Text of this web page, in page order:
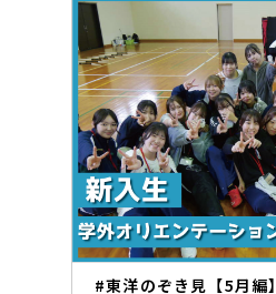
#東洋のぞき見【5月編】